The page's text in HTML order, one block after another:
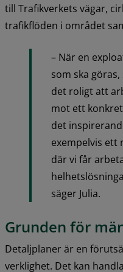
till Trafikverkets vägar,
trafikflöden i området
– När en
som ska
det roligt att
mot ett
det
exempelvis ett
där vi får
säger Julia.
Grunden för
Detaljplaner är en
verklighet. Det kan